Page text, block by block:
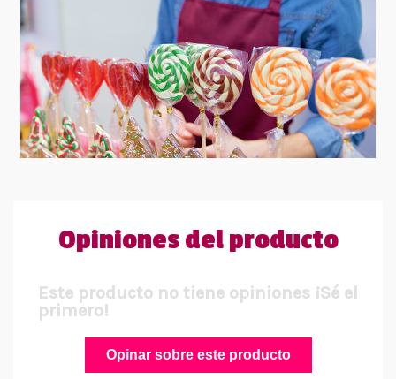
Opiniones del producto
Este producto no tiene opiniones ¡Sé el
primero!
Opinar sobre este producto